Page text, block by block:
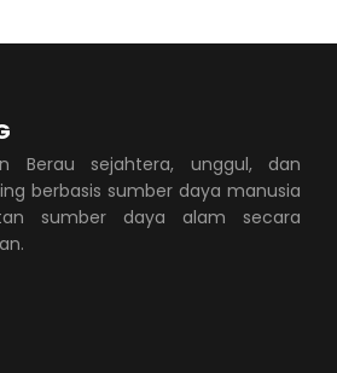
Berau sejahtera, unggul, dan
berbasis sumber daya manusia
sumber daya alam secara